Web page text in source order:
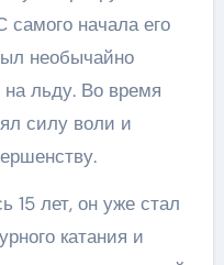
самого начала его
необычайно
на льду. Во время
силу воли и
15 лет, он уже стал
катания и